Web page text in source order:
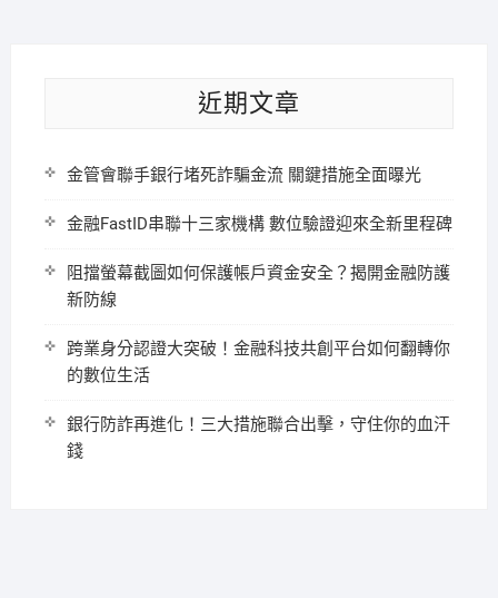
近期文章
金管會聯手銀行堵死詐騙金流 關鍵措施全面曝光
金融FastID串聯十三家機構 數位驗證迎來全新里程碑
阻擋螢幕截圖如何保護帳戶資金安全？揭開金融防護
新防線
跨業身分認證大突破！金融科技共創平台如何翻轉你
的數位生活
銀行防詐再進化！三大措施聯合出擊，守住你的血汗
錢